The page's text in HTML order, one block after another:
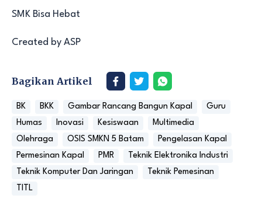
SMK Bisa Hebat
Created by ASP
Bagikan Artikel
BK BKK Gambar Rancang Bangun Kapal
Guru
Humas
Inovasi Kesiswaan
Multimedia
Olehraga
OSIS SMKN 5 Batam
Pengelasan Kapal
Permesinan Kapal
PMR
Teknik Elektronika Industri
Teknik Komputer Dan Jaringan
Teknik Pemesinan
TITL